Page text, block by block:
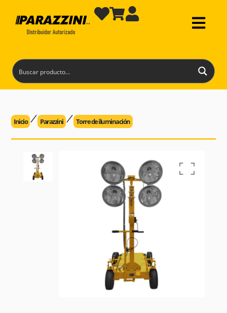
Inicio Parazzini Torre de iluminación